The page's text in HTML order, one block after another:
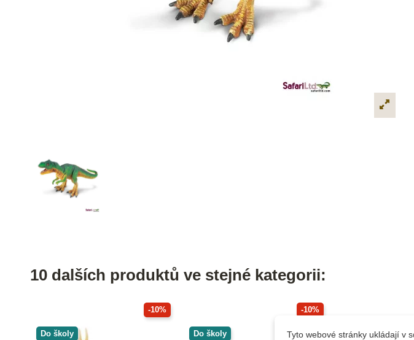
10 dalších produktů ve stejné kategorii:
-10%
Do školy
-10%
Do školy Do školy
Tyto webové stránky ukládají v